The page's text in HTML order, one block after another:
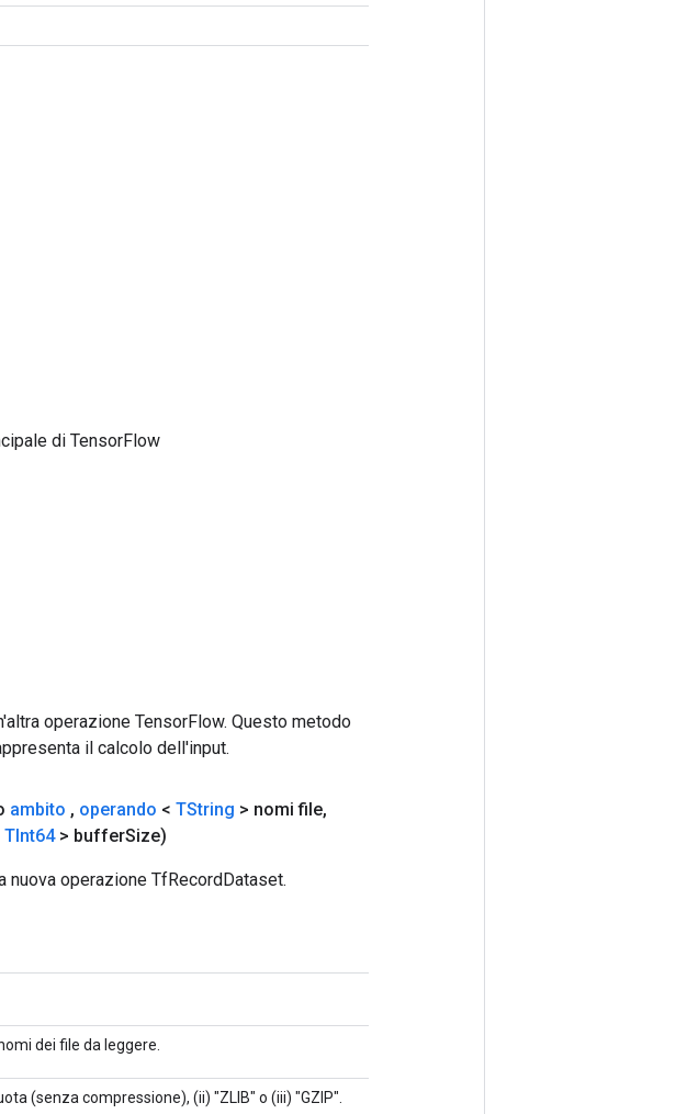
di TensorFlow
operazione TensorFlow. Questo metodo
il calcolo dell'input.
ambito , operando < TString > nomi file,
TInt64> bufferSize)
nuova operazione TfRecordDataset.
dei file da leggere.
(senza compressione), (ii) "ZLIB" o (iii) "GZIP".